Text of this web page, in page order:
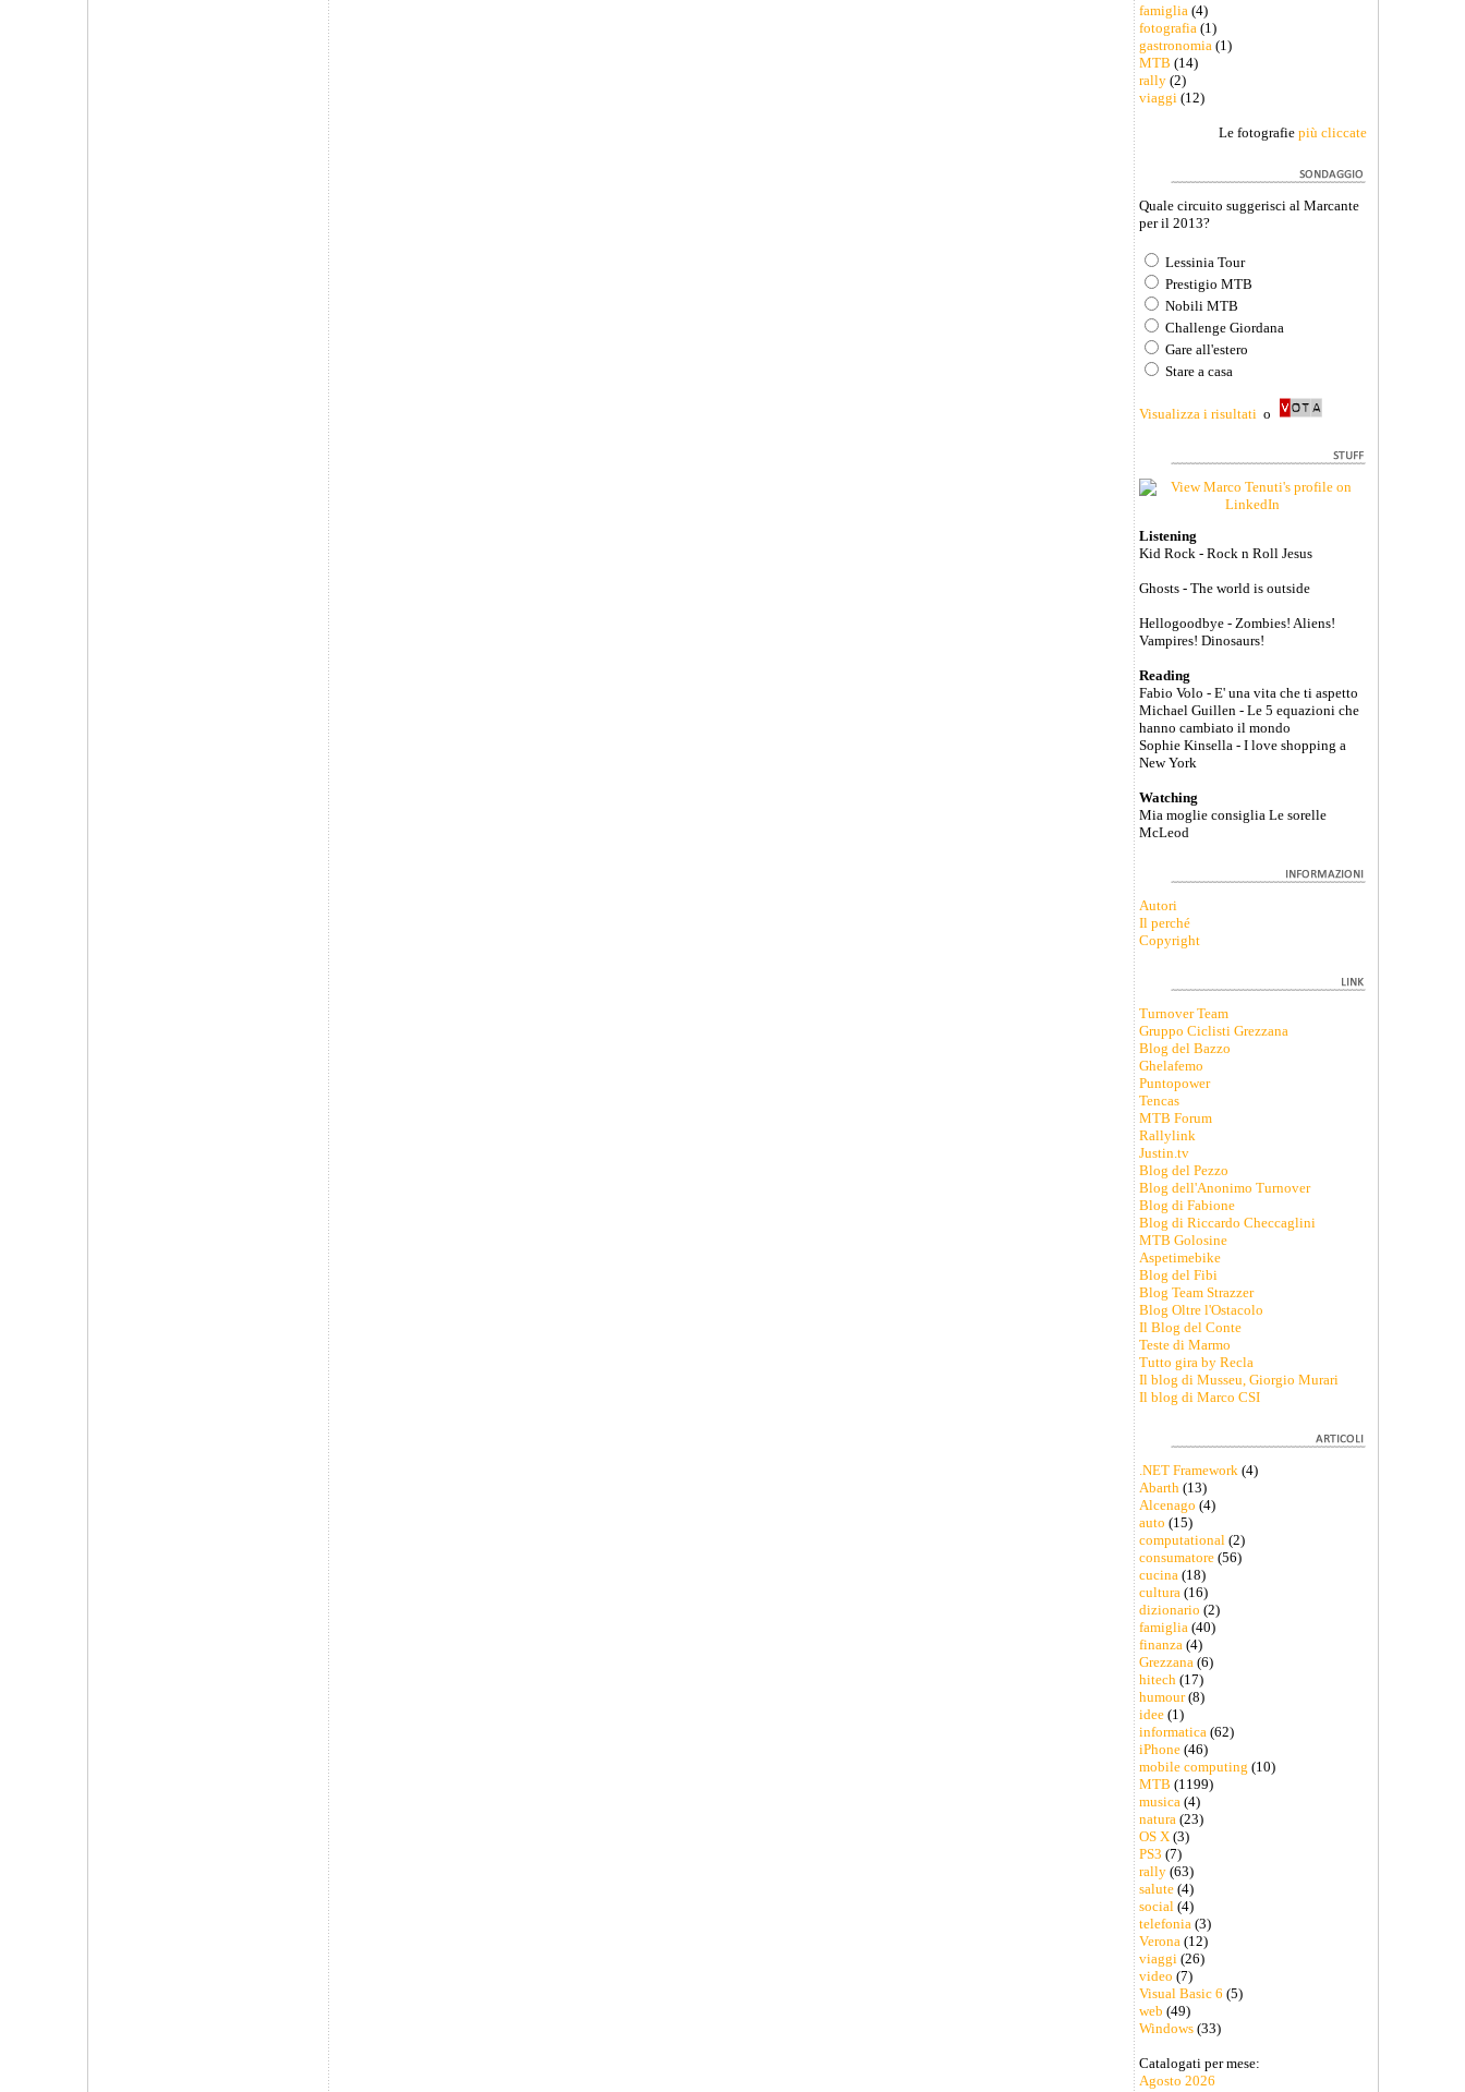
famiglia (4)
fotografia (1)
gastronomia (1)
MTB (14)
rally(2)
viaggi (12)
Le fotografie più cliccate
Quale circuito suggerisci al Marcante
per il 2013?
Lessinia Tour
Prestigio MTB
Nobili MTB
Challenge Giordana
Gare all'estero
Stare a casa
Visualizza i risultati o
Listening
Kid Rock - Rock n Roll Jesus
Ghosts - The world is outside
Hellogoodbye - Zombies! Aliens!
Vampires! Dinosaurs!
Reading
Fabio Volo - E' una vita che ti aspetto
Michael Guillen - Le 5 equazioni che
hanno cambiato il mondo
Sophie Kinsella - I love shopping a
New York
Watching
Mia moglie consiglia Le sorelle
McLeod
Autori
Il perché
Copyright
Turnover Team
Gruppo Ciclisti Grezzana
Blog del Bazzo
Ghelafemo
Puntopower
Tencas
MTB Forum
Rallylink
Justin.tv
Blog del Pezzo
Blog dell'Anonimo Turnover
Blog di Fabione
Blog di Riccardo Checcaglini
MTB Golosine
Aspetimebike
Blog del Fibi
Blog Team Strazzer
Blog Oltre l'Ostacolo
Il Blog del Conte
Teste di Marmo
Tutto gira by Recla
Il blog di Musseu, Giorgio Murari
Il blog di Marco CSI
.NET Framework(4)
Abarth(13)
Alcenago (4)
auto (15)
computational(2)
consumatore(56)
cucina(18)
cultura(16)
dizionario (2)
famiglia(40)
finanza(4)
Grezzana(6)
hitech(17)
humour(8)
idee(1)
informatica(62)
iPhone(46)
mobile computing (10)
MTB (1199)
musica(4)
natura(23)
OS X(3)
PS3 (7)
rally(63)
salute(4)
social(4)
telefonia(3)
Verona(12)
viaggi(26)
video (7)
Visual Basic 6 (5)
web (49)
Windows(33)
Catalogati per mese:
Agosto 2026